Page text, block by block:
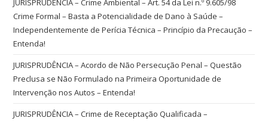
JURISPRUDÊNCIA – Crime Ambiental – Art. 54 da Lei n.º 9.605/98
Crime Formal – Basta a Potencialidade de Dano à Saúde –
Independentemente de Perícia Técnica – Princípio da Precaução –
Entenda!
JURISPRUDÊNCIA – Acordo de Não Persecução Penal – Questão
Preclusa se Não Formulado na Primeira Oportunidade de
Intervenção nos Autos – Entenda!
JURISPRUDÊNCIA – Crime de Receptação Qualificada –